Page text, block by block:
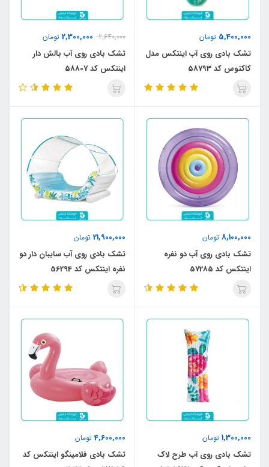
5,400,000 تومان
تشک بادی روی آب اینتکس مدل
کاکتوس کد 58793
2,640,000
2,300,000 تومان
تشک بادی روی آب بالش دار
اینتکس کد 58807
8,100,000 تومان
تشک بادی روی آب دو نفره
اینتکس کد 57285
21,900,000 تومان
تشک بادی روی آب سایبان دار دو
نفره اینتکس کد 56294
1,300,000 تومان
تشک بادی روی آب طرح لاک
4,600,000تومان
تشک بادی فلامینگو اینتکس کد